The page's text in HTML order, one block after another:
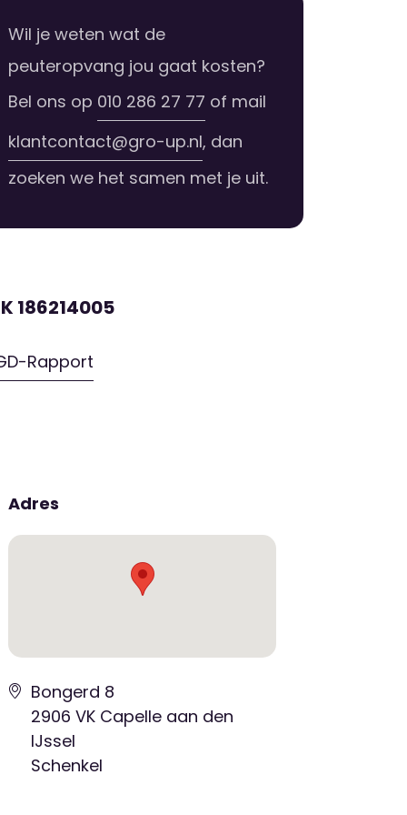
Wil je weten wat de
peuteropvang jou gaat kosten?
Bel ons op 010 286 27 77 of mail
klantcontact@gro-up.nl, dan
zoeken we het samen met je uit.
186214005
Rapport
Adres
Bongerd 8
2906 VK Capelle aan den
IJssel
Schenkel